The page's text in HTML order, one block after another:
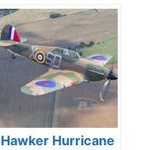
Hawker Hurricane